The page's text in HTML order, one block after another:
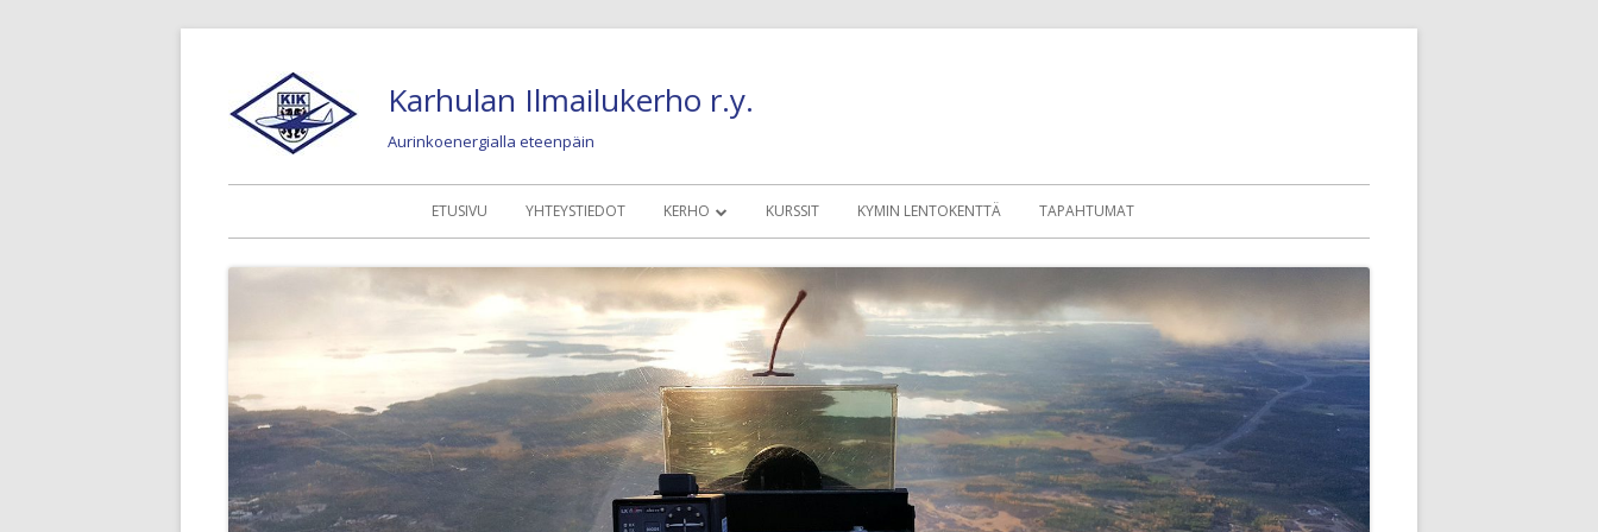
Karhulan Ilmailukerho r.y.
Aurinkoenergialla eteenpäin
valikko
ETUSIVU YHTEYSTIEDOT KERHO
KERHOLAISILLE
KALUSTO NYKYINEN LENTOKALUSTO
OLDIES BUT GOLDIES
KONEET 1945 – 1959
KONEET 1960 – 1969
KUVIA JA JUTTUJA
HISTORIAA JA NOSTALGIAA
HYÖTYLINKIT
KURSSIT KYMIN LENTOKENTTÄ TAPAHTUMAT